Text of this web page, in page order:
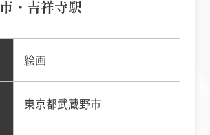
・吉祥寺駅
絵画
東京都武蔵野市